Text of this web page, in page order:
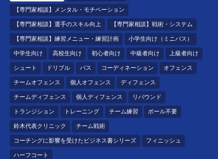
【専門家相談】メンタル・モチベーション
【専門家相談】選手のスキル向上 【専門家相談】戦術・システム
【専門家相談】練習メニュー・練習計画 小学生向け（ミニバス）
中学生向け 高校生向け 初心者向け 中級者向け 上級者向け
シュート ドリブル パス コーディネーション オフェンス
チームオフェンス 個人オフェンス ディフェンス
チームディフェンス 個人ディフェンス リバウンド
トランジション トレーニング チーム練習 ボール不要
鈴木代表クリニック チーム戦術
コーチングに影響を受けたビジネス書シリーズ フィニッシュ
ハーフコート